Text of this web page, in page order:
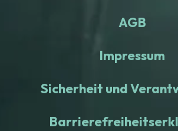
AGB
Impressum
Sicherheit und